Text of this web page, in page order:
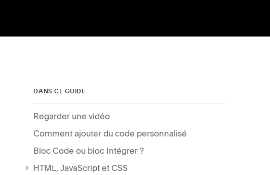
DANS CE GUIDE
Regarder une vidéo
Comment ajouter du code personnalisé
Bloc Code ou bloc Intégrer ?
HTML, JavaScript et CSS